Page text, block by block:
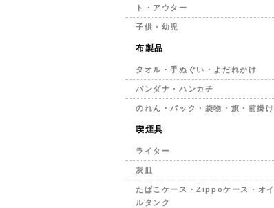
ト・アウター
子供・幼児
布製品
タオル・手ぬぐい・よだれかけ
バンダナ・ハンカチ
のれん・バック・袋物・旗・前掛け
喫煙具
ライター
灰皿
たばこケース・Zippoケース・オイ
ルタンク